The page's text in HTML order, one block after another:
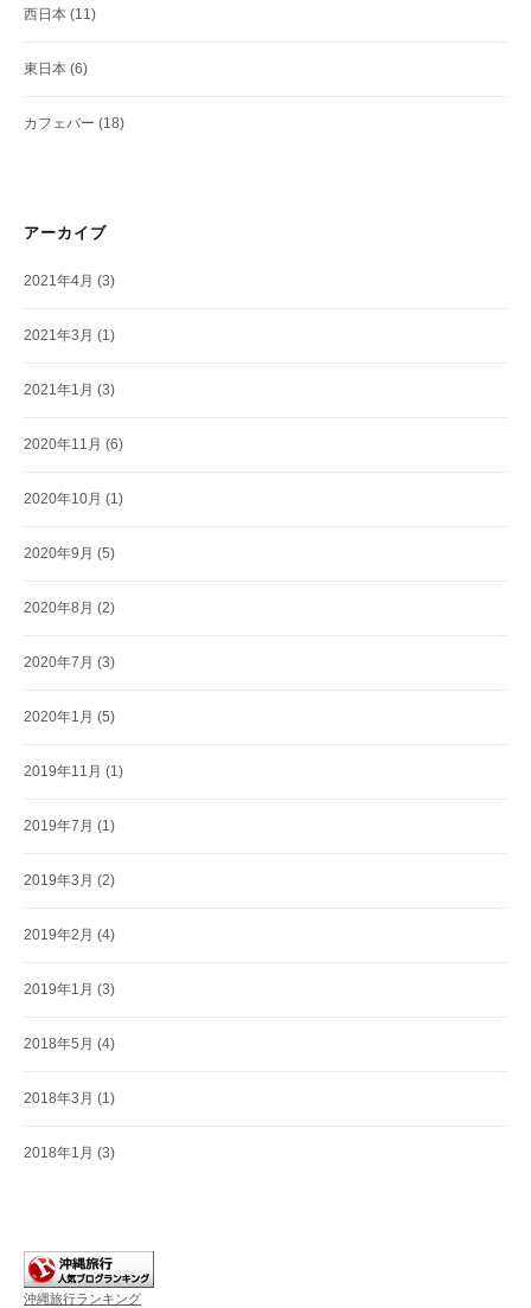
西日本 (11)
東日本 (6)
カフェバー (18)
アーカイブ
2021年4月 (3)
2021年3月 (1)
2021年1月 (3)
2020年11月 (6)
2020年10月 (1)
2020年9月 (5)
2020年8月 (2)
2020年7月 (3)
2020年1月 (5)
2019年11月 (1)
2019年7月 (1)
2019年3月 (2)
2019年2月 (4)
2019年1月 (3)
2018年5月 (4)
2018年3月 (1)
2018年1月 (3)
沖縄旅行ランキング